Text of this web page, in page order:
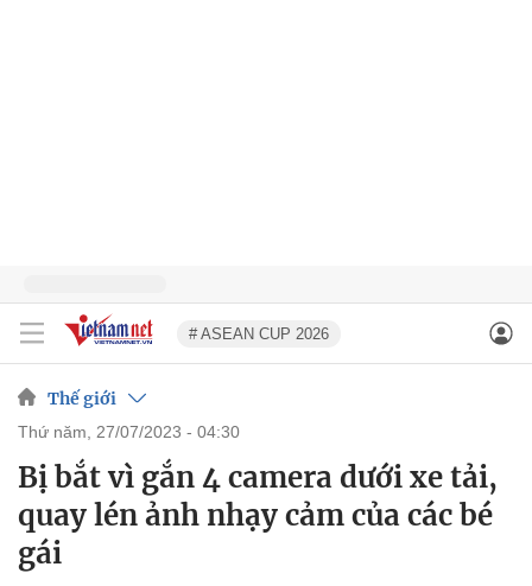
# ASEAN CUP 2026
Thế giới
thứ năm, 27/07/2023 - 04:30
Bị bắt vì gắn 4 camera dưới xe tải,
quay lén ảnh nhạy cảm của các bé
gái